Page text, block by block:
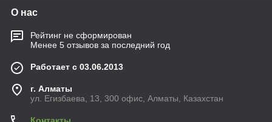
О нас
Рейтинг не сформирован
Менее 5 отзывов за последний год
Работает с 03.06.2013
г. Алматы
ул. Егизбаева, 13, 300 офис, Алматы, Казахстан